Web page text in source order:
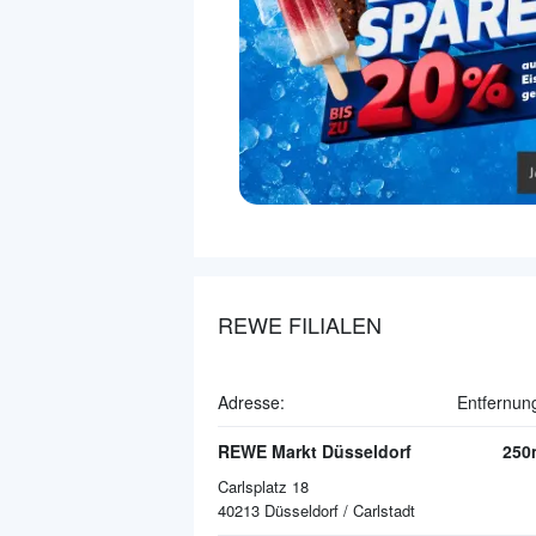
REWE FILIALEN
Adresse:
REWE Markt Düsseldorf
Carlsplatz 18
40213 Düsseldorf / Carlstadt